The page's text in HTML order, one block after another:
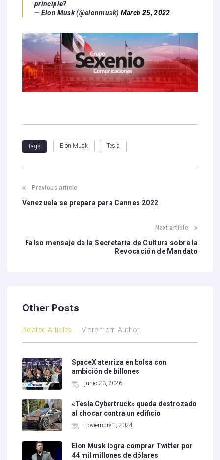
principle?
— Elon Musk (@elonmusk) March 25, 2022
Tags Elon Musk Tesla
Previous article
Venezuela se prepara para Cannes 2022
Next article
Falso mensaje de la Secretaría de Cultura sobre la
Revocación de Mandato
Other Posts
Related Articles More from Author
SpaceX aterriza en bolsa con
ambición de billones
junio 23, 2026
«Tesla Cybertruck» queda destrozado
al chocar contra un edificio
noviembre 1, 2024
Elon Musk logra comprar Twitter por
44 mil millones de dólares